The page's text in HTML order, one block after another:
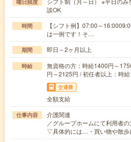
曜日頻度
談OK
時間
【シフト例】07:00～
は一例です！そ…
期間 即日～2ヶ月以上
時給
無資格の方：時給1400円～
円～2125円 / 初任者以上：時
交通費
全額支給
仕事内容
介護関連
／グループホームにて利用者
▽具体的には…・買い物や散